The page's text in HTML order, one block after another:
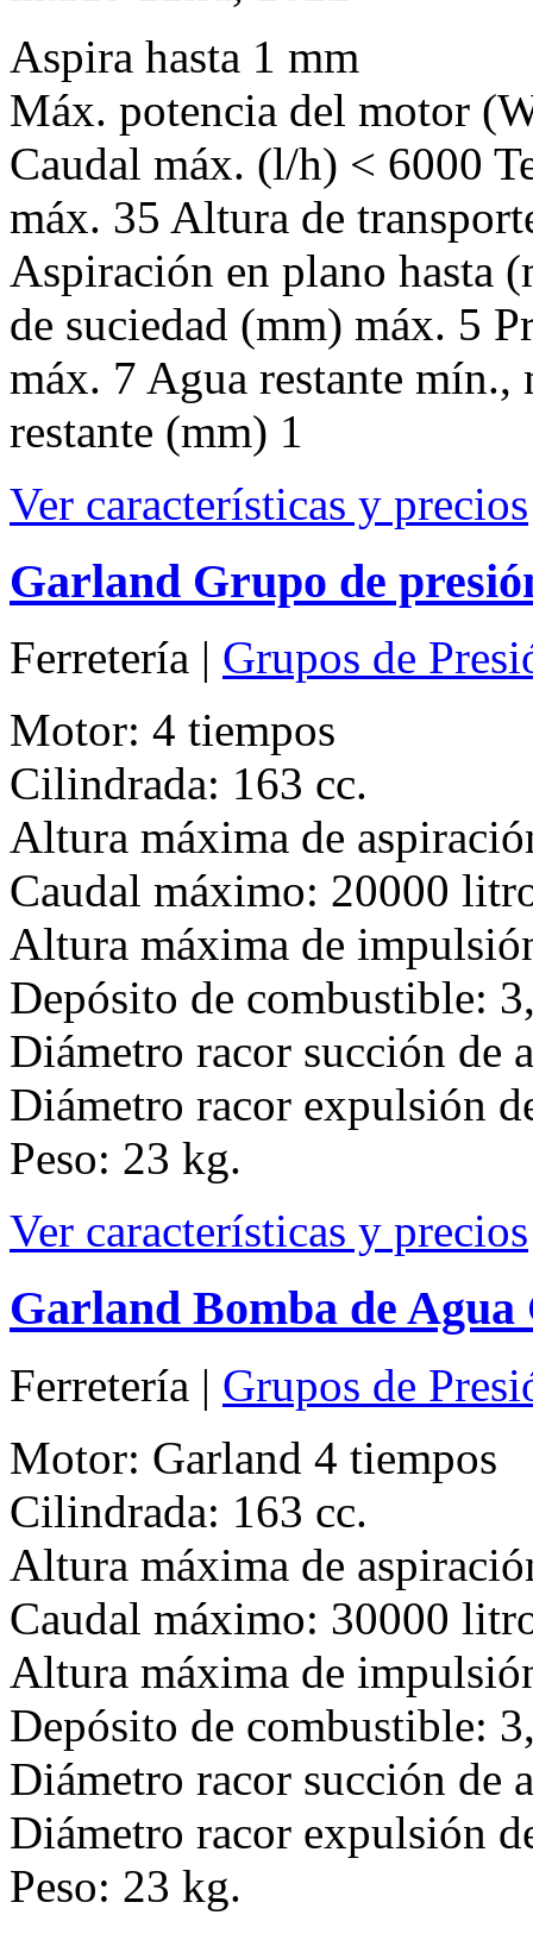
Aspira hasta 1 mm
Máx. potencia del motor
Caudal máx. (l/h) < 6000
máx. 35 Altura de
Aspiración en plano hasta
de suciedad (mm) máx. 5
máx. 7 Agua restante
restante (mm) 1
Ver características y precios
Garland Grupo de
Ferretería | Grupos de
Motor: 4 tiempos
Cilindrada: 163 cc.
Altura máxima de
Caudal máximo: 20000
Altura máxima de
Depósito de combustible:
Diámetro racor succión de
Diámetro racor expulsión
Peso: 23 kg.
Ver características y precios
Garland Bomba de
Ferretería | Grupos de
Motor: Garland 4 tiempos
Cilindrada: 163 cc.
Altura máxima de
Caudal máximo: 30000
Altura máxima de
Depósito de combustible:
Diámetro racor succión de
Diámetro racor expulsión
Peso: 23 kg.